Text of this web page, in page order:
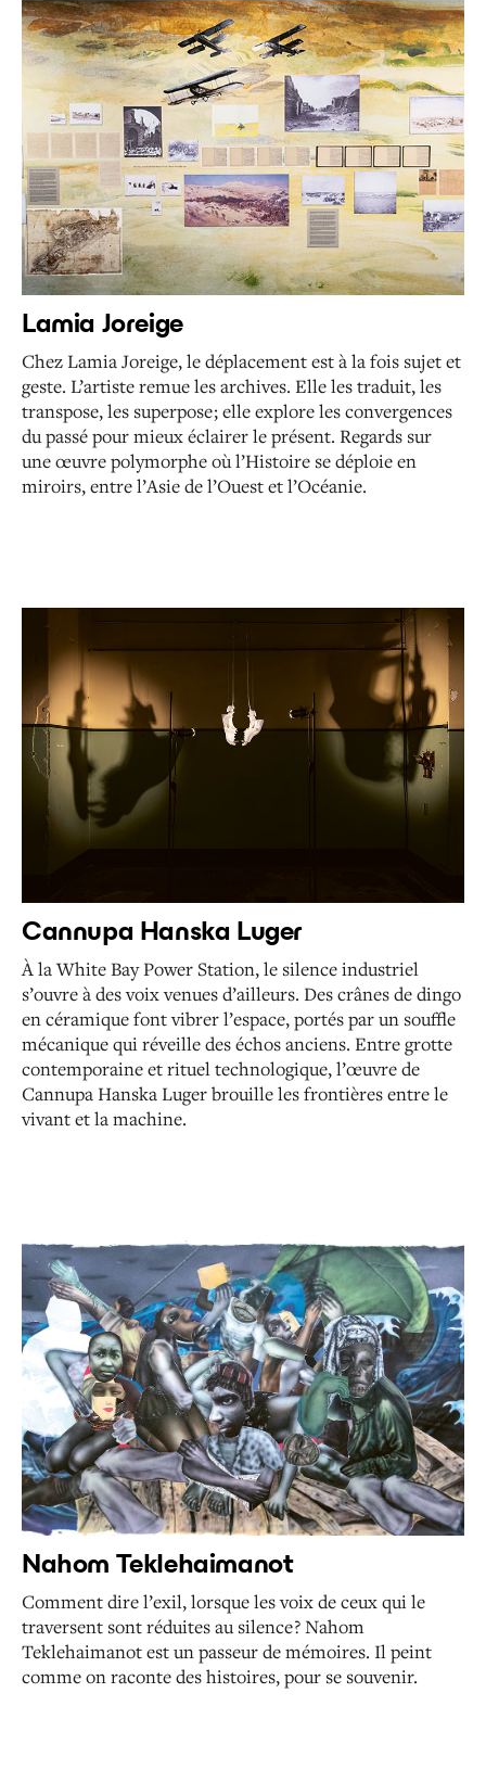
Lamia Joreige
Chez Lamia Joreige, le déplacement est à la fois sujet et
geste. L’artiste remue les archives. Elle les traduit, les
transpose, les superpose ; elle explore les convergences
du passé pour mieux éclairer le présent. Regards sur
une œuvre polymorphe où l’Histoire se déploie en
miroirs, entre l’Asie de l’Ouest et l’Océanie.
Cannupa Hanska Luger
À la White Bay Power Station, le silence industriel
s’ouvre à des voix venues d’ailleurs. Des crânes de dingo
en céramique font vibrer l’espace, portés par un souffle
mécanique qui réveille des échos anciens. Entre grotte
contemporaine et rituel technologique, l’œuvre de
Cannupa Hanska Luger brouille les frontières entre le
vivant et la machine.
Nahom Teklehaimanot
Comment dire l’exil, lorsque les voix de ceux qui le
traversent sont réduites au silence ?Nahom
Teklehaimanot est un passeur de mémoires. Il peint
comme on raconte des histoires, pour se souvenir.